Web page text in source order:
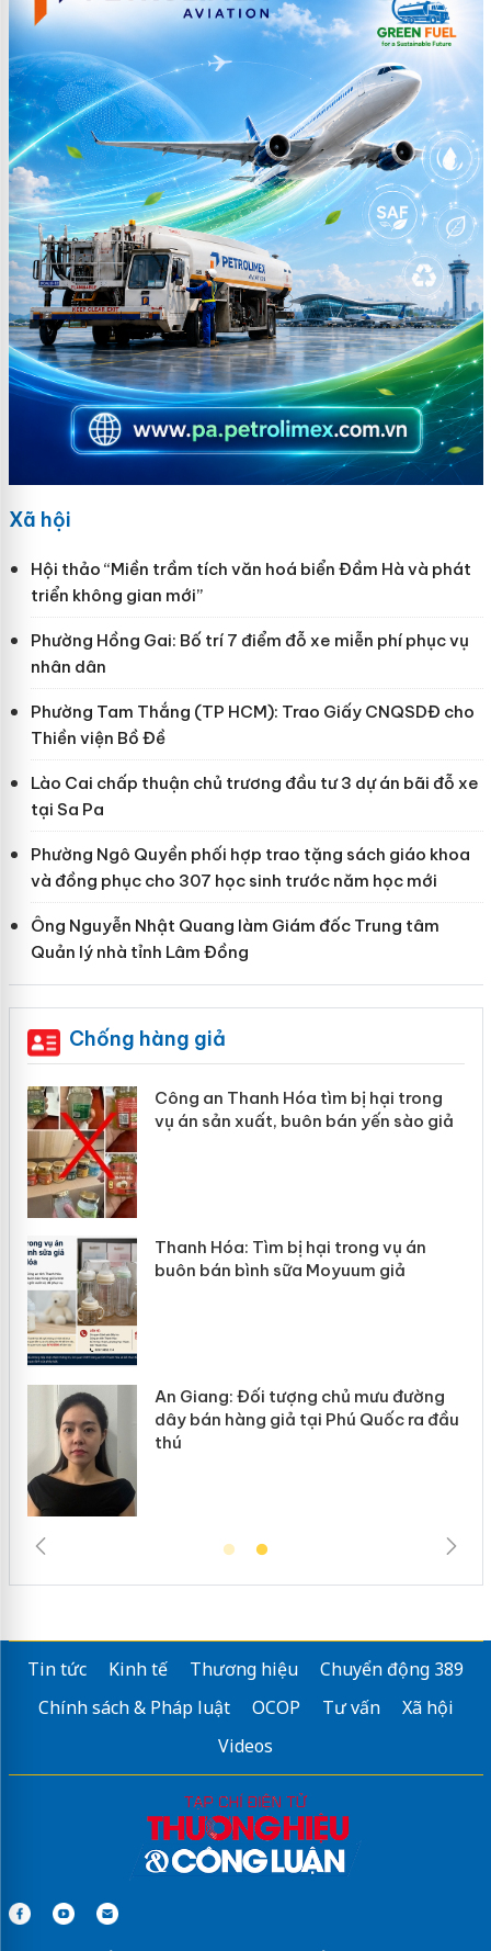
Xã hội
Hội thảo “Miền trầm tích văn hoá biển Đầm Hà và phát
triển không gian mới”
Phường Hồng Gai: Bố trí 7 điểm đỗ xe miễn phí phục vụ
nhân dân
Phường Tam Thắng (TP HCM): Trao Giấy CNQSDĐ cho
Thiền viện Bồ Đề
Lào Cai chấp thuận chủ trương đầu tư 3 dự án bãi đỗ xe
tại Sa Pa
Phường Ngô Quyền phối hợp trao tặng sách giáo khoa
và đồng phục cho 307 học sinh trước năm học mới
Ông Nguyễn Nhật Quang làm Giám đốc Trung tâm
Quản lý nhà tỉnh Lâm Đồng
Chống hàng giả
Công an Thanh Hóa tìm bị hại trong
vụ án sản xuất, buôn bán yến sào giả
Thanh Hóa: Tìm bị hại trong vụ án
buôn bán bình sữa Moyuum giả
An Giang: Đối tượng chủ mưu đường
dây bán hàng giả tại Phú Quốc ra đầu
thú
Tin tức Kinh tế Thương hiệu
Chuyển động 389
Chính sách & Pháp luật
OCOP Tư vấn
Xã hội
Videos